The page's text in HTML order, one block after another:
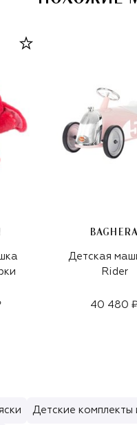
BAGHERA
Детская
Rider
40 480
Детские комплекты